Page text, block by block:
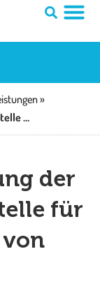
»
Altholz; Beantragung der Bekanntgabe als Stelle für die Durchführung von Untersuchungen
der
für